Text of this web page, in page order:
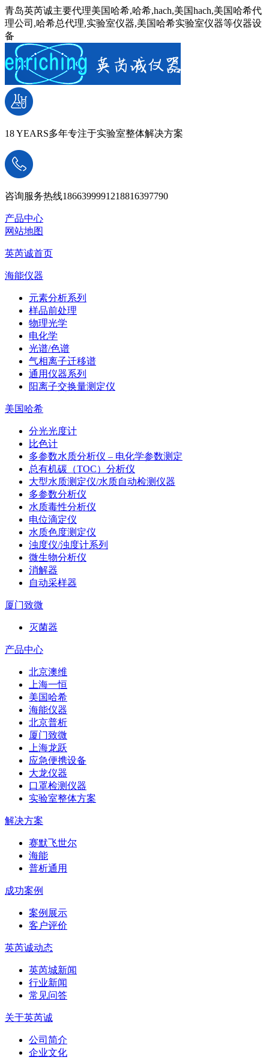
青岛英芮诚主要代理美国哈希,哈希,hach,美国hach,美国哈希代
理公司,哈希总代理,实验室仪器,美国哈希实验室仪器等仪器设
备
18 YEARS多年专注于实验室整体解决方案
咨询服务热线1866399991218816397790
产品中心
网站地图
英芮诚首页
海能仪器
元素分析系列
样品前处理
物理光学
电化学
光谱/色谱
气相离子迁移谱
通用仪器系列
阳离子交换量测定仪
美国哈希
分光光度计
比色计
多参数水质分析仪 – 电化学参数测定
总有机碳（TOC）分析仪
大型水质测定仪/水质自动检测仪器
多参数分析仪
水质毒性分析仪
电位滴定仪
水质色度测定仪
浊度仪/浊度计系列
微生物分析仪
消解器
自动采样器
厦门致微
灭菌器
产品中心
北京澳维
上海一恒
美国哈希
海能仪器
北京普析
厦门致微
上海龙跃
应急便携设备
大龙仪器
口罩检测仪器
实验室整体方案
解决方案
赛默飞世尔
海能
普析通用
成功案例
案例展示
客户评价
英芮诚动态
英芮城新闻
行业新闻
常见问答
关于英芮诚
公司简介
企业文化